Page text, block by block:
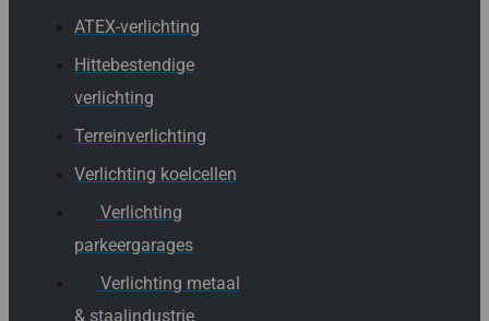
ATEX-verlichting
Hittebestendige
verlichting
Terreinverlichting
Verlichting koelcellen
Verlichting
parkeergarages
Verlichting metaal
& staalindustrie